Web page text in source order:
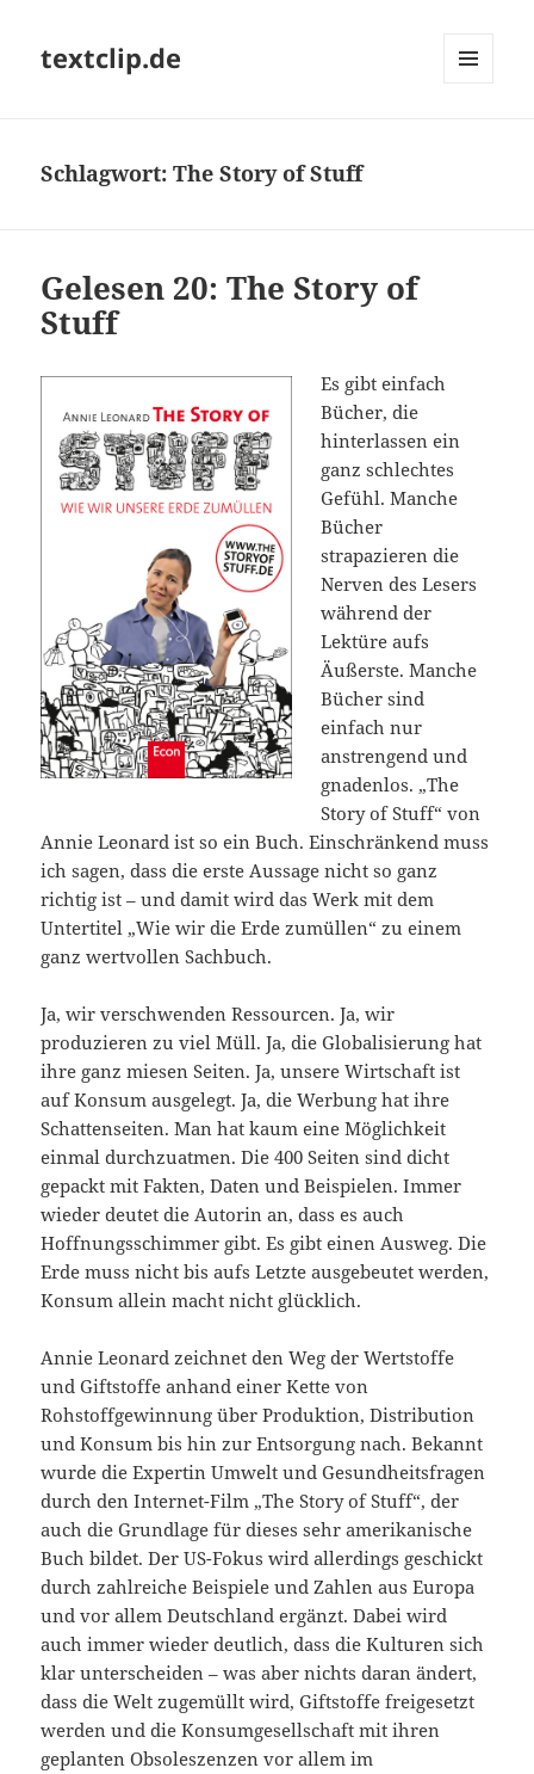
textclip.de
Schlagwort:The Story of Stuff
Gelesen 20: The Story of
Stuff
Es gibt einfach
Bücher, die
hinterlassen ein
ganz schlechtes
Gefühl. Manche
Bücher
strapazieren die
Nerven des Lesers
während der
Lektüre aufs
Äußerste. Manche
Bücher sind
einfach nur
anstrengend und
gnadenlos. „The
Story of Stuff“ von
Annie Leonard ist so ein Buch. Einschränkend muss
ich sagen, dass die erste Aussage nicht so ganz
richtig ist – und damit wird das Werk mit dem
Untertitel „Wie wir die Erde zumüllen“ zu einem
ganz wertvollen Sachbuch.
Ja, wir verschwenden Ressourcen. Ja, wir
produzieren zu viel Müll. Ja, die Globalisierung hat
ihre ganz miesen Seiten. Ja, unsere Wirtschaft ist
auf Konsum ausgelegt. Ja, die Werbung hat ihre
Schattenseiten. Man hat kaum eine Möglichkeit
einmal durchzuatmen. Die 400 Seiten sind dicht
gepackt mit Fakten, Daten und Beispielen. Immer
wieder deutet die Autorin an, dass es auch
Hoffnungsschimmer gibt. Es gibt einen Ausweg. Die
Erde muss nicht bis aufs Letzte ausgebeutet werden,
Konsum allein macht nicht glücklich.
Annie Leonard zeichnet den Weg der Wertstoffe
und Giftstoffe anhand einer Kette von
Rohstoffgewinnung über Produktion, Distribution
und Konsum bis hin zur Entsorgung nach. Bekannt
wurde die Expertin Umwelt und Gesundheitsfragen
durch den Internet-Film „The Story of Stuff“, der
auch die Grundlage für dieses sehr amerikanische
Buch bildet. Der US-Fokus wird allerdings geschickt
durch zahlreiche Beispiele und Zahlen aus Europa
und vor allem Deutschland ergänzt. Dabei wird
auch immer wieder deutlich, dass die Kulturen sich
klar unterscheiden – was aber nichts daran ändert,
dass die Welt zugemüllt wird, Giftstoffe freigesetzt
werden und die Konsumgesellschaft mit ihren
geplanten Obsoleszenzen vor allem im